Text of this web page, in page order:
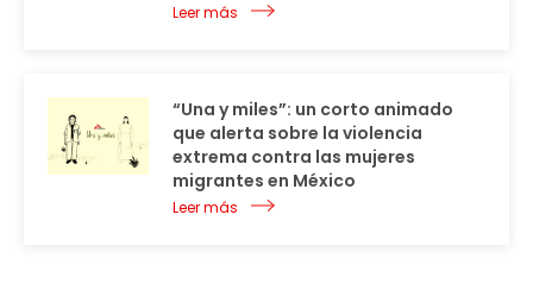
Leer más
“Una y miles”: un corto animado
que alerta sobre la violencia
extrema contra las mujeres
migrantes en México
Leer más